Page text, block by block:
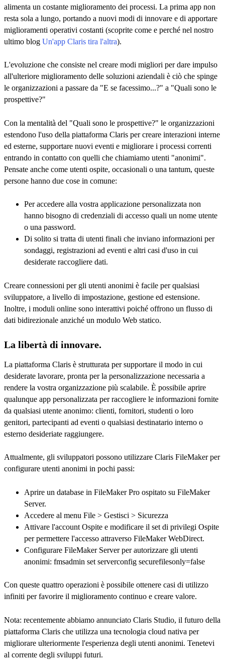
alimenta un costante miglioramento dei processi. La prima app non
resta sola a lungo, portando a nuovi modi di innovare e di apportare
miglioramenti operativi costanti (scoprite come e perché nel nostro
ultimo blog Un'app Claris tira l'altra).
L'evoluzione che consiste nel creare modi migliori per dare impulso
all'ulteriore miglioramento delle soluzioni aziendali è ciò che spinge
le organizzazioni a passare da "E se facessimo...?" a "Quali sono le
prospettive?"
Con la mentalità del "Quali sono le prospettive?" le organizzazioni
estendono l'uso della piattaforma Claris per creare interazioni interne
ed esterne, supportare nuovi eventi e migliorare i processi correnti
entrando in contatto con quelli che chiamiamo utenti "anonimi".
Pensate anche come utenti ospite, occasionali o una tantum, queste
persone hanno due cose in comune:
Per accedere alla vostra applicazione personalizzata non
hanno bisogno di credenziali di accesso quali un nome utente
o una password.
Di solito si tratta di utenti finali che inviano informazioni per
sondaggi, registrazioni ad eventi e altri casi d'uso in cui
desiderate raccogliere dati.
Creare connessioni per gli utenti anonimi è facile per qualsiasi
sviluppatore, a livello di impostazione, gestione ed estensione.
Inoltre, i moduli online sono interattivi poiché offrono un flusso di
dati bidirezionale anziché un modulo Web statico.
La libertà di innovare.
La piattaforma Claris è strutturata per supportare il modo in cui
desiderate lavorare, pronta per la personalizzazione necessaria a
rendere la vostra organizzazione più scalabile. È possibile aprire
qualunque app personalizzata per raccogliere le informazioni fornite
da qualsiasi utente anonimo: clienti, fornitori, studenti o loro
genitori, partecipanti ad eventi o qualsiasi destinatario interno o
esterno desideriate raggiungere.
Attualmente, gli sviluppatori possono utilizzare Claris FileMaker per
configurare utenti anonimi in pochi passi:
Aprire un database in FileMaker Pro ospitato su FileMaker
Server.
Accedere al menu File > Gestisci > Sicurezza
Attivare l'account Ospite e modificare il set di privilegi Ospite
per permettere l'accesso attraverso FileMaker WebDirect.
Configurare FileMaker Server per autorizzare gli utenti
anonimi: fmsadmin set serverconfig securefilesonly=false
Con queste quattro operazioni è possibile ottenere casi di utilizzo
infiniti per favorire il miglioramento continuo e creare valore.
Nota: recentemente abbiamo annunciato Claris Studio, il futuro della
piattaforma Claris che utilizza una tecnologia cloud nativa per
migliorare ulteriormente l'esperienza degli utenti anonimi. Tenetevi
al corrente degli sviluppi futuri.